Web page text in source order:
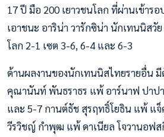
17 ปี มือ 200 เยาวชนโลก ที่ผ่านเข้าร
เอาชนะ อาริน่า วารักซิน่า นักเทนนิสวั
โลก 2-1 เซต 3-6, 6-4 และ 6-3
ด้านผลงานของนักเทนนิสไทยรายอื่น มี
คุณานันท์ พันธราธร แพ้ อาร์นาฟ ปาปา
และ 5-7 กานต์ธัช สุรฤทธิ์โยธิน แพ้ แจ็
วีรวิชญ์ กำพุฒ แพ้ ดาเนียล โจวานอฟส